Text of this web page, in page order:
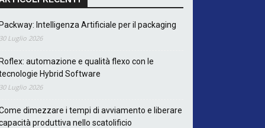
Intelligenza Artificiale per il packaging
Luglio 2026
automazione e qualità flexo con le
Hybrid Software
Luglio 2026
dimezzare i tempi di avviamento e liberare
produttiva nello scatolificio